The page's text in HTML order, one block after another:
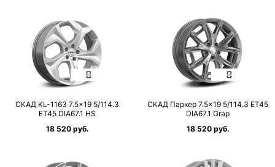
СКАД KL-1163 7.5×19 5/114.3
ET45 DIA67.1 HS
18 520 руб.
СКАД Паркер 7.5×19 5/114.3 ET45
DIA67.1 Grap
18 520 руб.